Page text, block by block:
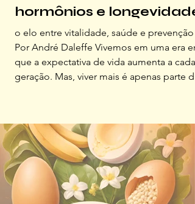
hormônios e longevidade
o elo entre vitalidade, saúde e prevenção
Por André Daleffe Vivemos em uma era
que a expectativa de vida aumenta a cada
geração. Mas, viver mais é apenas parte do
hormonal surge como um dos pilares mais
importantes da longevidade. Os
são mensageiros químicos que regulam a
maior parte das funções do corpo:
metabolismo, composição corporal, s